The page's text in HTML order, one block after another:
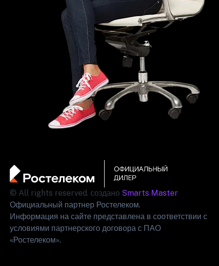
© All rights reserved. создано Smarts Master
Официальный партнер Ростелеком.
Информация на сайте представлена в соответствии с
условиями партнерского договора с ПАО
«Ростелеком».